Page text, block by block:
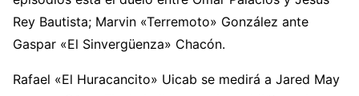
Rey Bautista; Marvin «Terremoto» González ante
Gaspar «El Sinvergüenza» Chacón.
Rafael «El Huracancito» Uicab se medirá a Jared May